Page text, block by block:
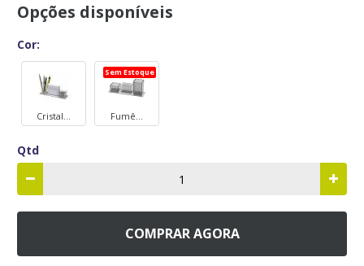
Opções disponíveis
Cor:
Cristal...
Sem Estoque
Fumê...
Qtd
COMPRAR AGORA